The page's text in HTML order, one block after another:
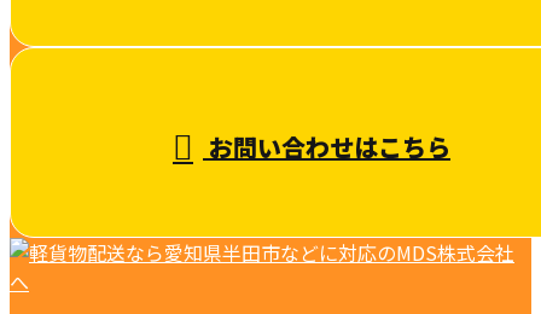
お問い合わせはこちら